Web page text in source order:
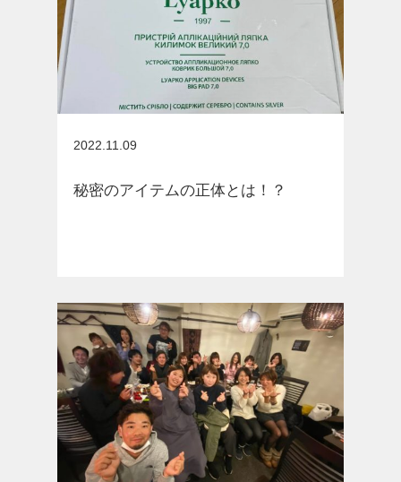
2022.11.09
秘密のアイテムの正体とは！？